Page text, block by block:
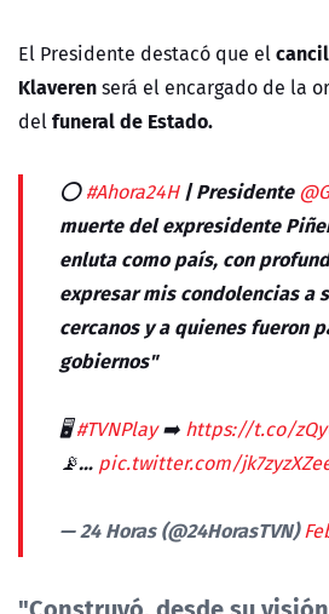
El Presidente destacó que el
Klaverenserá el encargado de la
delfuneral de Estado.
⭕#Ahora24H| Presidente
muerte del expresidente
enluta como país, con
expresar mis condolencias a
cercanos y a quienes fueron
gobiernos"
🖥#TVNPlay➡️ https://t.co/
📡… pic.twitter.com/
— 24 Horas (@24HorasTVN)